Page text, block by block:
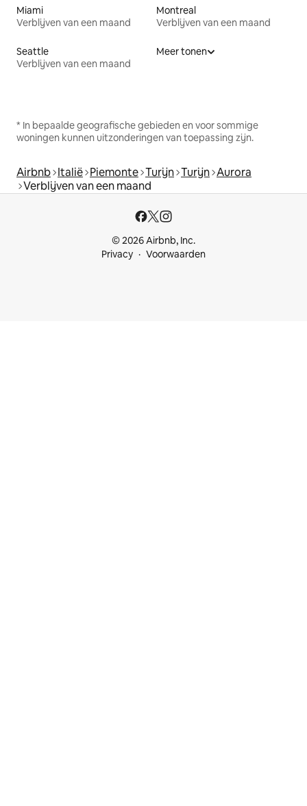
Miami
Verblijven van een maand
Montreal
Verblijven van een maand
Seattle
Verblijven van een maand
Meer tonen
* In bepaalde geografische gebieden en voor sommige
woningen kunnen uitzonderingen van toepassing zijn.
Airbnb Italië Piemonte Turijn Turijn Aurora
Verblijven van een maand
© 2026 Airbnb, Inc.
Privacy
Voorwaarden